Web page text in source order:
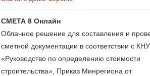
СМЕТА 8 Онлайн
Облачное решение для составления и
сметной документации в соответствии с КНУ
«Руководство по определению стоимости
строительства», Приказ Минрегиона от